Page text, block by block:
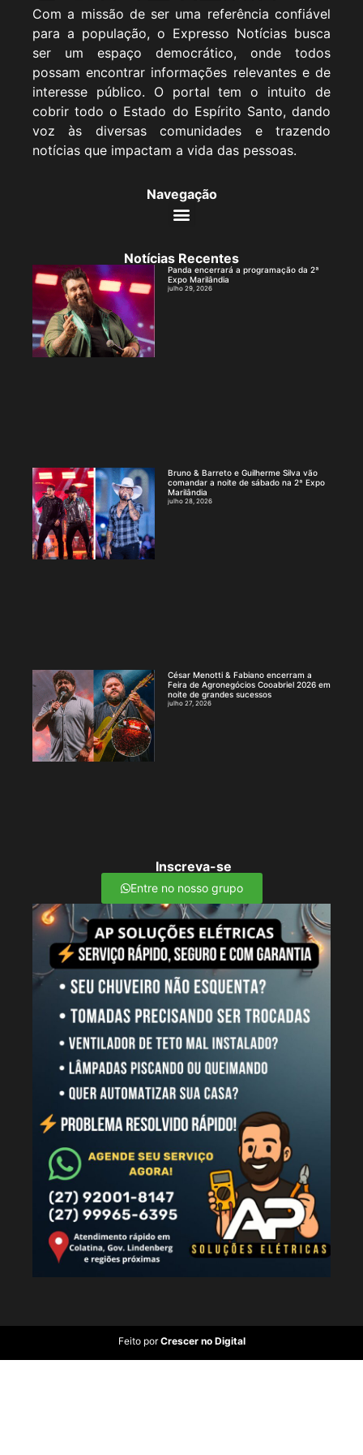
Com a missão de ser uma referência confiável
para a população, o Expresso Notícias busca
ser um espaço democrático, onde todos
possam encontrar informações relevantes e de
interesse público. O portal tem o intuito de
cobrir todo o Estado do Espírito Santo, dando
voz às diversas comunidades e trazendo
notícias que impactam a vida das pessoas.
Navegação
Notícias Recentes
Panda encerrará a programação da 2ª
Expo Marilândia
julho 29, 2026
Bruno & Barreto e Guilherme Silva vão
comandar a noite de sábado na 2ª Expo
Marilândia
julho 28, 2026
César Menotti & Fabiano encerram a
Feira de Agronegócios Cooabriel 2026 em
noite de grandes sucessos
julho 27, 2026
Inscreva-se
Entre no nosso grupo
Feito por Crescer no Digital